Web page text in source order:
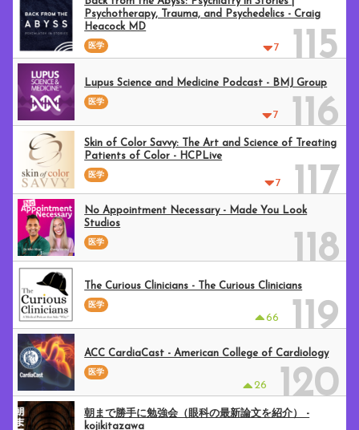
7 115
Psychotherapy, Trauma, and Psychedelics - Craig
Heacock MD
医学
7 116
Lupus Science and Medicine Podcast - BMJ Group
医学
7 117
Skin of Color Savvy: The Art and Science of Treating
Patients of Color - HCPLive
医学
118
No Appointment Necessary - Made You Look
Studios
医学
66 119
The Curious Clinicians - The Curious Clinicians
医学
26 120
ACC CardiaCast - American College of Cardiology
医学
朝まで勝手に勉強会（眼科の最新論文を紹介） -
kojikitazawa